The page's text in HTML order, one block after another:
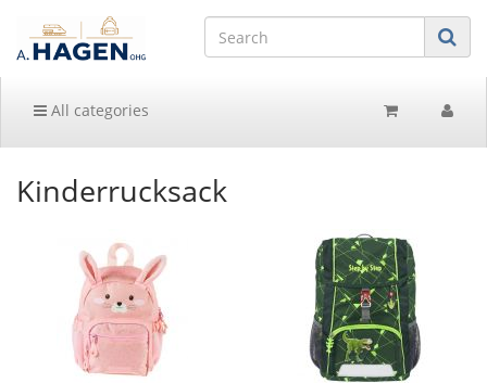
All categories
Kinderrucksack